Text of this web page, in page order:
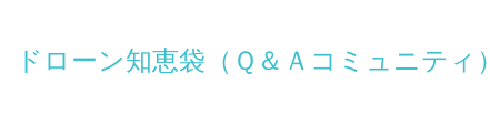
ドローン知恵袋（Ｑ＆Ａコミュニティ）